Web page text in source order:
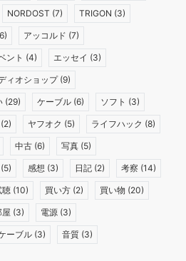
NORDOST (7) TRIGON (3)
アッコルド (7)
ント (4) エッセイ (3)
ィオショップ(9)
(29) ケーブル (6) ソフト (3)
(2) ヤフオク (5) ライフハック (8)
中古 (6) 写真 (5)
(5) 感想 (3) 日記 (2) 考察 (14)
聴 (10) 買い方 (2) 買い物 (20)
屋 (3) 電源 (3)
ーブル (3) 音質 (3)